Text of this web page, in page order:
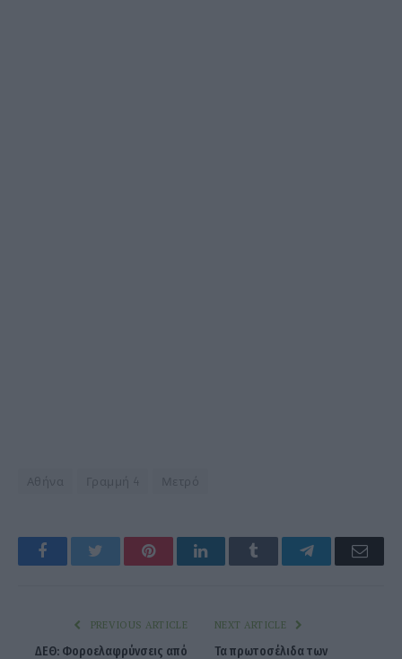
Αθήνα Γραμμή 4 Μετρό
Facebook Twitter PinterestLinkedIn Tumblr Telegram
PREVIOUS ARTICLE
ΔΕΘ: Φοροελαφρύνσεις από
NEXT ARTICLE
Τα πρωτοσέλιδα των